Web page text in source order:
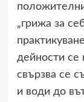
„грижа за
дейности се
свързва се
и води до